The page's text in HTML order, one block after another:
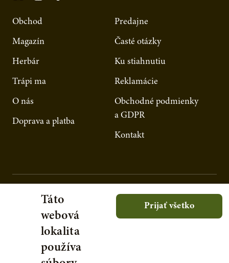
Obchod
Magazín
Herbár
Trápi ma
O nás
Doprava a platba
Predajne
Časté otázky
Ku stiahnutiu
Reklamácie
Obchodné podmienky
a GDPR
Kontakt
Táto
webová
lokalita
používa
Prijať všetko